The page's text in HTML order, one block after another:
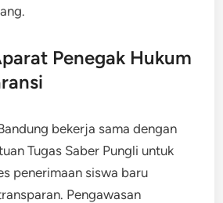
Penegak Hukum
bekerja sama dengan
Tugas Saber Pungli untuk
penerimaan siswa baru
Pengawasan